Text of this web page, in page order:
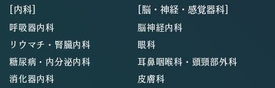
[内科]
呼吸器内科
リウマチ・腎臓内科
糖尿病・内分泌内科
消化器内科
[脳・神経・感覚器科]
脳神経内科
眼科
耳鼻咽喉科・頭頸部外科
皮膚科